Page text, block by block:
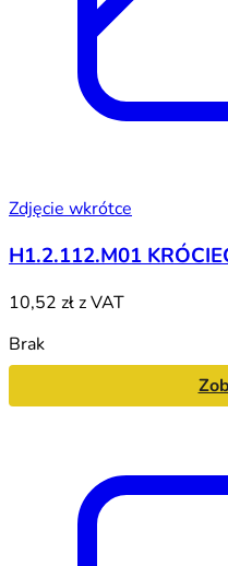
Zdjęcie wkrótce
H1.2.112.M01
10,52 złz VAT
Brak